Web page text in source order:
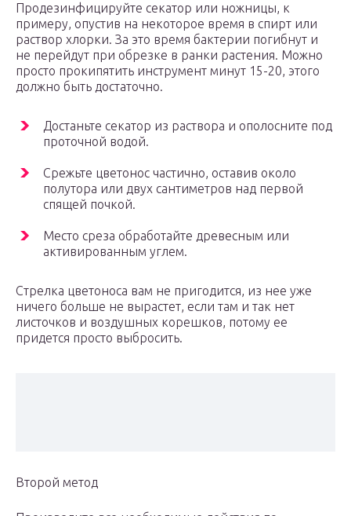
Продезинфицируйте секатор или ножницы, к
примеру, опустив на некоторое время в спирт или
раствор хлорки. За это время бактерии погибнут и
не перейдут при обрезке в ранки растения. Можно
просто прокипятить инструмент минут 15-20, этого
должно быть достаточно.
Достаньте секатор из раствора и ополосните под
проточной водой.
Срежьте цветонос частично, оставив около
полутора или двух сантиметров над первой
спящей почкой.
Место среза обработайте древесным или
активированным углем.
Стрелка цветоноса вам не пригодится, из нее уже
ничего больше не вырастет, если там и так нет
листочков и воздушных корешков, потому ее
придется просто выбросить.
Второй метод